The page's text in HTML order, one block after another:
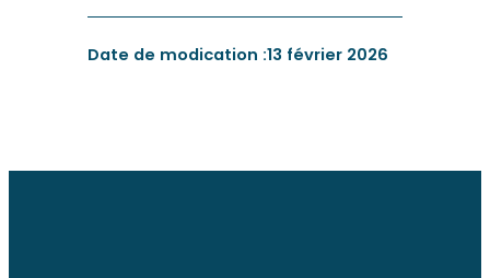
Date de modication :13 février 2026